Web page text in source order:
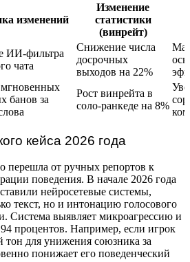
изменений
Изменение
статистики
(винрейт)
ИИ-фильтра
чата
Снижение числа
досрочных
выходов на 22%
банов за
Рост винрейта в
соло-ранкеде на 8%
кейса 2026 года
перешла от ручных репортов к
поведения. В начале 2026 года
нейросетевые системы,
текст, но и интонацию голосового
Система выявляет микроагрессию и
процентов. Например, если игрок
тон для унижения союзника за
понижает его поведенческий